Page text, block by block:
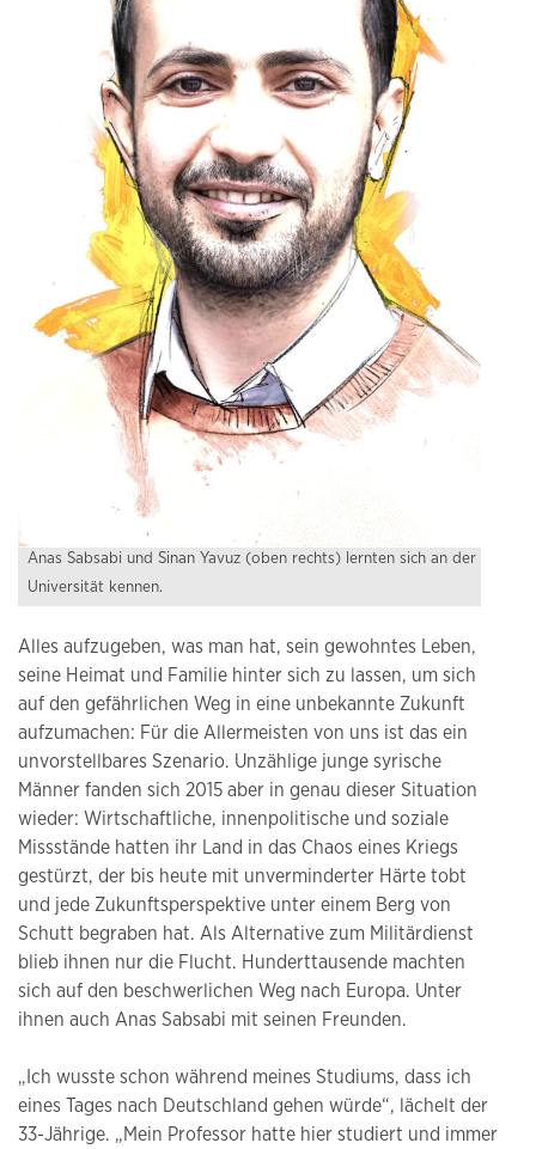
Anas Sabsabi und Sinan Yavuz (oben rechts) lernten sich an der
Universität kennen.
Alles aufzugeben, was man hat, sein gewohntes Leben,
seine Heimat und Familie hinter sich zu lassen, um sich
auf den gefährlichen Weg in eine unbekannte Zukunft
aufzumachen: Für die Allermeisten von uns ist das ein
unvorstellbares Szenario. Unzählige junge syrische
Männer fanden sich 2015 aber in genau dieser Situation
wieder: Wirtschaftliche, innenpolitische und soziale
Missstände hatten ihr Land in das Chaos eines Kriegs
gestürzt, der bis heute mit unverminderter Härte tobt
und jede Zukunftsperspektive unter einem Berg von
Schutt begraben hat. Als Alternative zum Militärdienst
blieb ihnen nur die Flucht. Hunderttausende machten
sich auf den beschwerlichen Weg nach Europa. Unter
ihnen auch Anas Sabsabi mit seinen Freunden.
„Ich wusste schon während meines Studiums, dass ich
eines Tages nach Deutschland gehen würde“, lächelt der
33-Jährige. „Mein Professor hatte hier studiert und immer